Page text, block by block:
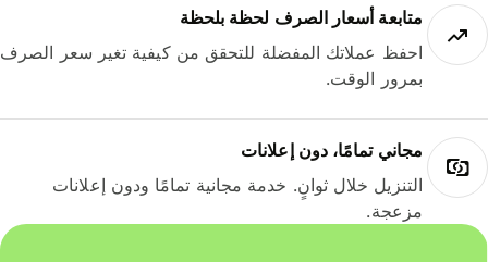
متابعة أسعار الصرف لحظة بلحظة
احفظ عملاتك المفضلة للتحقق من كيفية تغير سعر الصرف
بمرور الوقت.
مجاني تمامًا، دون إعلانات
التنزيل خلال ثوانٍ. خدمة مجانية تمامًا ودون إعلانات
مزعجة.